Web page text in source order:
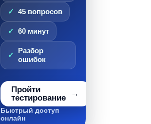
45 вопросов
60 минут
Разбор
ошибок
Пройти
тестирование
Быстрый доступ
онлайн